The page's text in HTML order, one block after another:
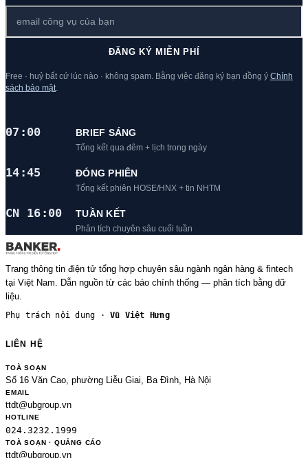
ĐĂNG KÝ MIỄN PHÍ
Free · huỷ bất cứ lúc nào · không spam. Bằng việc đăng ký bạn đồng ý Chính
sách bảo mật
07:00 BRIEF SÁNG
Tổng kết qua đêm + lịch trong ngày
14:45 ĐÓNG PHIÊN
Tổng kết phiên HOSE/HNX + tin NHTM
CN 16:00 TUẦN KẾT
Phân tích chuyên sâu cuối tuần
Trang thông tin điện tử tổng hợp chuyên sâu ngành ngân hàng & fintech
tại Việt Nam. Dẫn nguồn từ các báo chính thống — phân tích bằng dữ
liệu.
Phụ trách nội dung ·Vũ Việt Hưng
LIÊN HỆ
TOÀ SOẠN
Số 16 Văn Cao, phường Liễu Giai, Ba Đình, Hà Nội
EMAIL
ttdt@ubgroup.vn
HOTLINE
024.3232.1999
TOÀ SOẠN · QUẢNG CÁO
ttdt@ubgroup.vn